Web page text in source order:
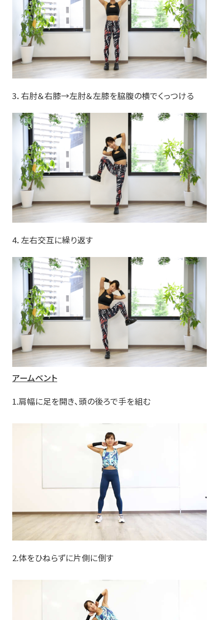
3．右肘＆右膝→左肘＆左膝を脇腹の横でくっつける
4．左右交互に繰り返す
アームベント
1.肩幅に足を開き、頭の後ろで手を組む
2.体をひねらずに片側に倒す